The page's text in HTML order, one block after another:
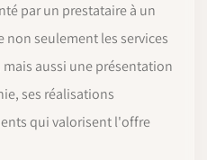
par un prestataire à un
seulement les services
aussi une présentation
ses réalisations
qui valorisent l'offre